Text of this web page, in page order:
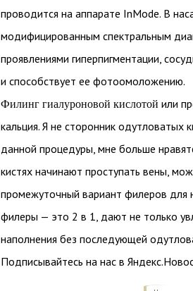
проводится на аппарате InMode. В
модифицированным спектральным
проявлениями гиперпигментации,
и способствует ее фотоомоложению.
Филинг гиалуроновой кислотой или
кальция. Я не сторонник одутловатых
данной процедуры, мне больше
кистях начинают проступать вены,
промежуточный вариант филеров для
филеры — это 2 в 1, дают не только
наполнения без последующей
Подписывайтесь на нас в